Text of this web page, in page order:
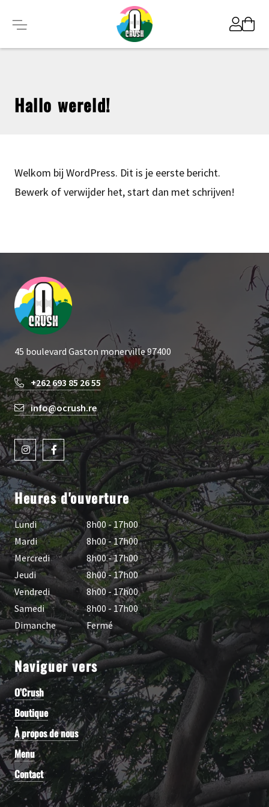
Hallo wereld!
Welkom bij WordPress. Dit is je eerste bericht.
Bewerk of verwijder het, start dan met schrijven!
45 boulevard Gaston monerville 97400
+262 693 85 26 55
info@ocrush.re
Heures d'ouverture
Lundi
8h00 - 17h00
Mardi
8h00 - 17h00
Mercredi
8h00 - 17h00
Jeudi
8h00 - 17h00
Vendredi
8h00 - 17h00
Samedi
8h00 - 17h00
Dimanche
Fermé
Naviguer vers
O’Crush
Boutique
À propos de nous
Menu
Contact